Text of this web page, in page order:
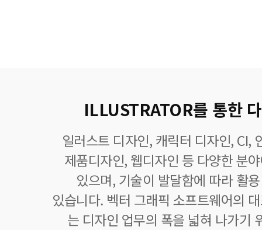
ILLUSTRATOR를 통한
일러스트 디자인, 캐릭터 디자인, CI,
제품디자인, 웹디자인 등 다양한 분
있으며, 기술이 발달함에 따라 활
있습니다. 벡터 그래픽 소프트웨어의
는 디자인 업무의 폭을 넓혀 나가기